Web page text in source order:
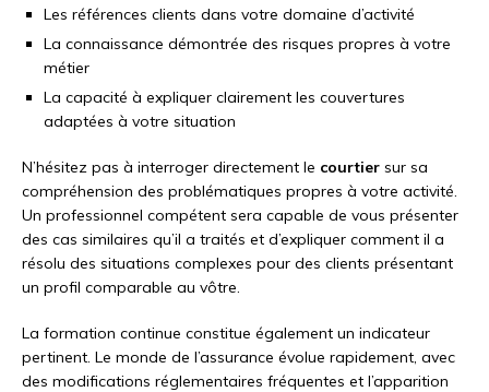
Les références clients dans votre domaine d’activité
La connaissance démontrée des risques propres à votre
métier
La capacité à expliquer clairement les couvertures
adaptées à votre situation
N’hésitez pas à interroger directement le courtier sur sa
compréhension des problématiques propres à votre activité.
Un professionnel compétent sera capable de vous présenter
des cas similaires qu’il a traités et d’expliquer comment il a
résolu des situations complexes pour des clients présentant
un profil comparable au vôtre.
La formation continue constitue également un indicateur
pertinent. Le monde de l’assurance évolue rapidement, avec
des modifications réglementaires fréquentes et l’apparition